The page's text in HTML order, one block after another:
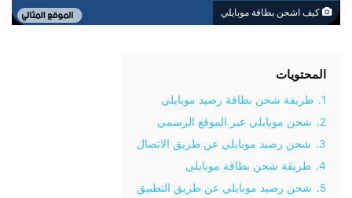
كيف اشحن بطاقة موبايلي
المحتويات
1.
طريقة شحن بطاقة رصيد موبايلي
2.
شحن موبايلي عبر الموقع الرسمي
3.
شحن رصيد موبايلي عن طريق الاتصال
4.
طريقة شحن بطاقة موبايلي
5.
شحن رصيد موبايلي عن طريق التطبيق